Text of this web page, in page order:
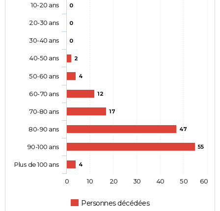
0
0
0
2
4
12
17
47
55
4
Personnes décédées
10-20 ans
20-30 ans
30-40 ans
40-50 ans
50-60 ans
60-70 ans
70-80 ans
80-90 ans
90-100 ans
Plus de 100 ans
0 10 20 30 40 50 60